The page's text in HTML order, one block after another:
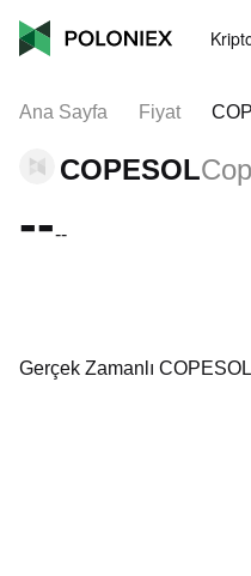
Ana Sayfa Fiyat
COPESOL
----
Gerçek Zamanlı COPESOL